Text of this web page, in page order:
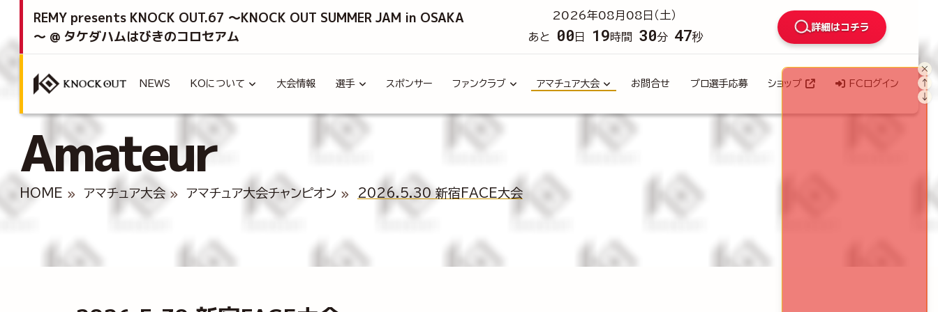
REMY presents KNOCK OUT.67 ～KNOCK OUT SUMMER JAM in OSAKA
～ @ タケダハムはびきのコロセアム
2026年08月08日（土）
あと
00 日 19時間 30分 45秒
詳細はコチラ
NEWS KOについて 大会情報 選手 スポンサー ファンクラブ アマチュア大会 お問合せ プロ選手応募 ショップ FCログイン
Amateur
HOME アマチュア大会 アマチュア大会チャンピオン 2026.5.30 新宿FACE大会
×
↑
↓